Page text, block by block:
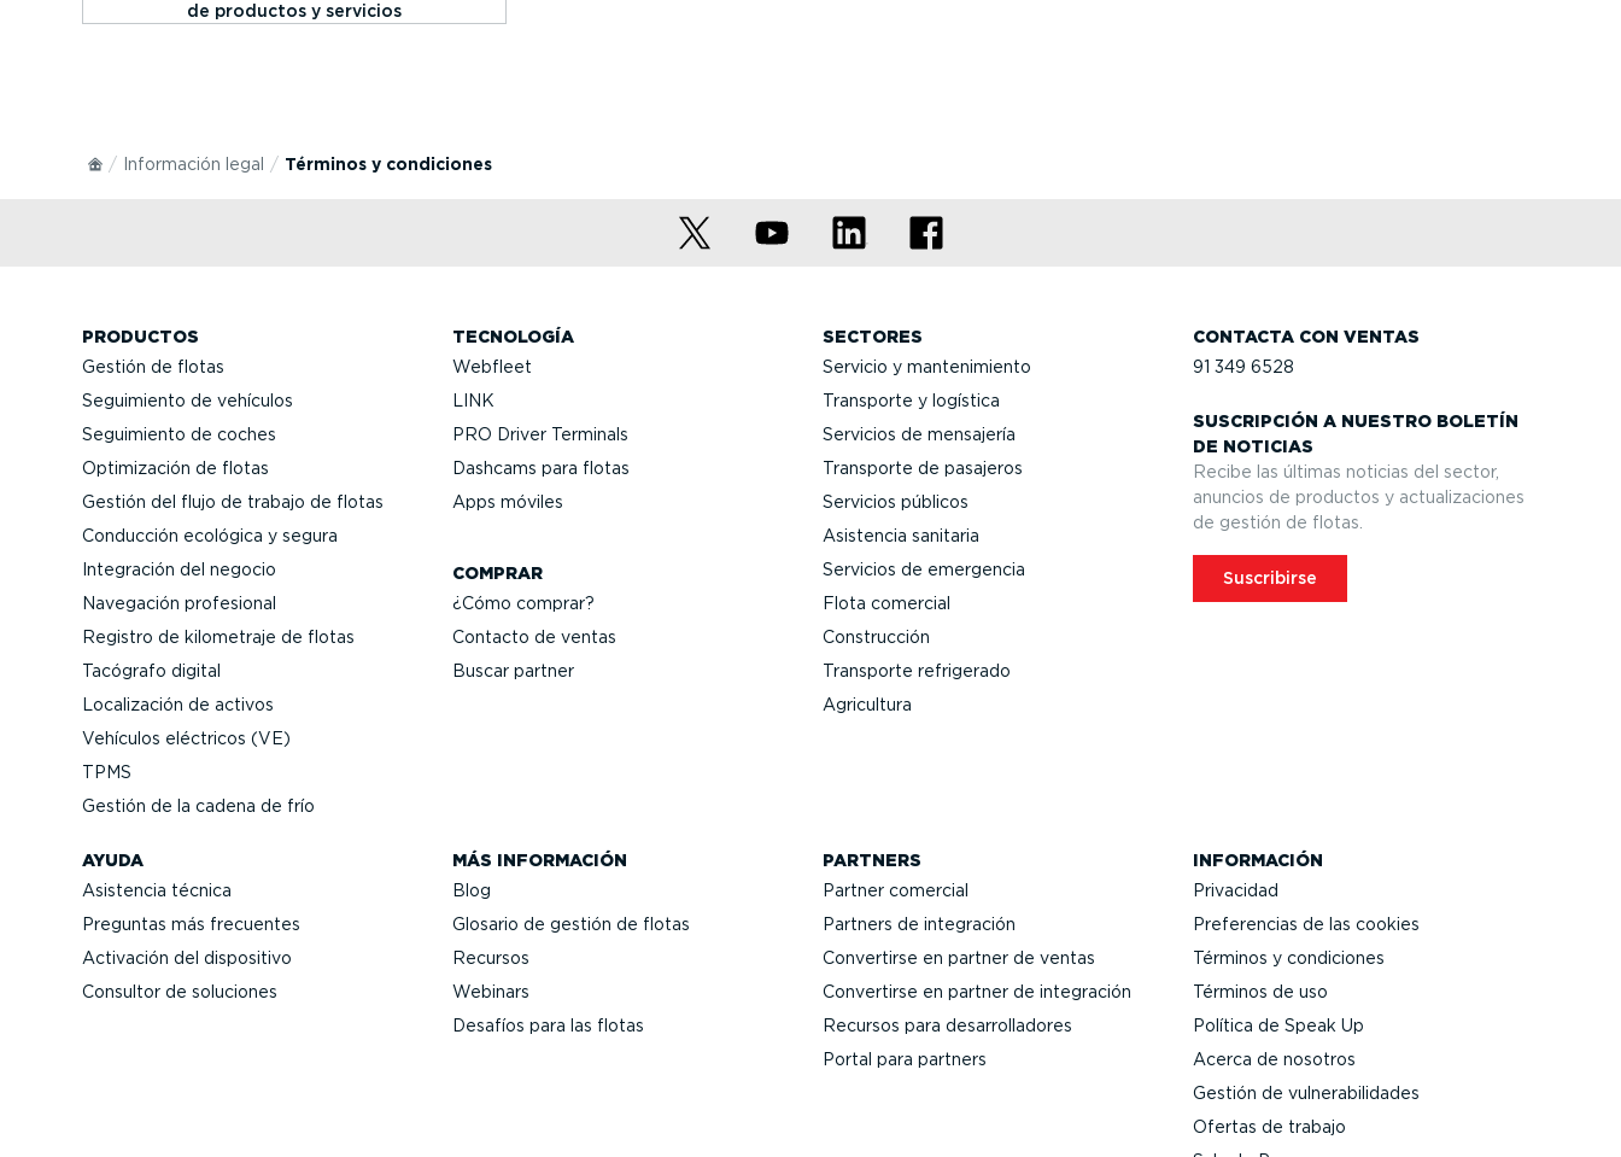
de productos y servicios
Información legal Términos y condiciones
PRODUCTOS
Gestión de flotas
Seguimiento de vehículos
Seguimiento de coches
Optimi­zación de flotas
Gestión del flujo de trabajo de flotas
Conducción ecológica y segura
Integración del negocio
Navegación profesional
Registro de kilometraje de flotas
Tacógrafo digital
Locali­zación de activos
Vehículos eléctricos (VE)
TPMS
Gestión de la cadena de frío
TECNOLOGÍA
Webfleet
LINK
PRO Driver Terminals
Dashcams para flotas
Apps móviles
COMPRAR
¿Cómo comprar?
Contacto de ventas
Buscar partner
SECTORES
Servicio y mante­ni­miento
Transporte y logística
Servicios de mensajería
Transporte de pasajeros
Servicios públicos
Asistencia sanitaria
Servicios de emergencia
Flota comercial
Construcción
Transporte refrigerado
Agricultura
CONTACTA CON VENTAS
91 349 6528
SUSCRIPCIÓN A NUESTRO BOLETÍN
DE NOTICIAS
Recibe las últimas noticias del sector,
anuncios de productos y actua­li­za­ciones
de gestión de flotas.
Suscribirse
AYUDA
Asistencia técnica
Preguntas más frecuentes
Activación del dispositivo
Consultor de soluciones
MÁS INFORMACIÓN
Blog
Glosario de gestión de flotas
Recursos
Webinars
Desafíos para las flotas
PARTNERS
Partner comercial
Partners de integración
Convertirse en partner de ventas
Convertirse en partner de integración
Recursos para desarro­lla­dores
Portal para partners
INFORMACIÓN
Privacidad
Prefe­rencias de las cookies
Términos y condiciones
Términos de uso
Política de Speak Up
Acerca de nosotros
Gestión de vulne­ra­bi­li­dades
Ofertas de trabajo